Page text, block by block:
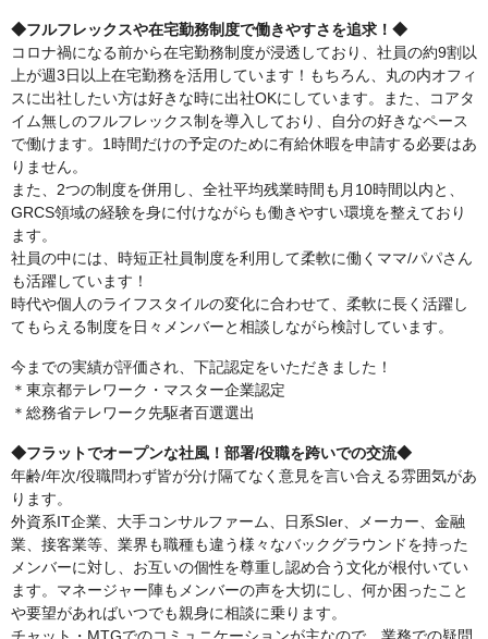
◆フルフレックスや在宅勤務制度で働きやすさを追求！◆
コロナ禍になる前から在宅勤務制度が浸透しており、社員の約9割以
上が週3日以上在宅勤務を活用しています！もちろん、丸の内オフィ
スに出社したい方は好きな時に出社OKにしています。また、コアタ
イム無しのフルフレックス制を導入しており、自分の好きなペース
で働けます。1時間だけの予定のために有給休暇を申請する必要はあ
りません。
また、2つの制度を併用し、全社平均残業時間も月10時間以内と、
GRCS領域の経験を身に付けながらも働きやすい環境を整えており
ます。
社員の中には、時短正社員制度を利用して柔軟に働くママ/パパさん
も活躍しています！
時代や個人のライフスタイルの変化に合わせて、柔軟に長く活躍し
てもらえる制度を日々メンバーと相談しながら検討しています。
今までの実績が評価され、下記認定をいただきました！
＊東京都テレワーク・マスター企業認定
＊総務省テレワーク先駆者百選選出
◆フラットでオープンな社風！部署/役職を跨いでの交流◆
年齢/年次/役職問わず皆が分け隔てなく意見を言い合える雰囲気があ
ります。
外資系IT企業、大手コンサルファーム、日系SIer、メーカー、金融
業、接客業等、業界も職種も違う様々なバックグラウンドを持った
メンバーに対し、お互いの個性を尊重し認め合う文化が根付いてい
ます。マネージャー陣もメンバーの声を大切にし、何か困ったこと
や要望があればいつでも親身に相談に乗ります。